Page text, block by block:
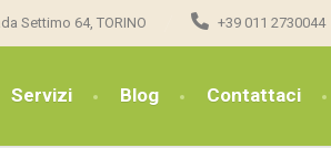
Settimo 64, TORINO +39 011 2730044
Servizi Blog Contattaci